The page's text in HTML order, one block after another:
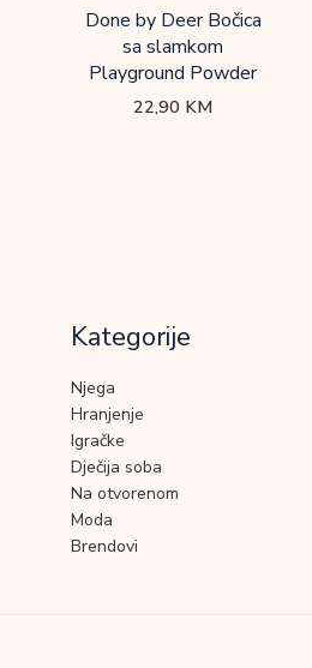
Done by Deer Bočica
sa slamkom
Playground Powder
22,90 KM
Kategorije
Njega
Hranjenje
Igračke
Dječija soba
Na otvorenom
Moda
Brendovi